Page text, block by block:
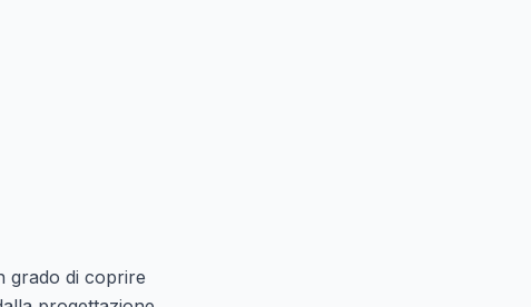
grado di coprire